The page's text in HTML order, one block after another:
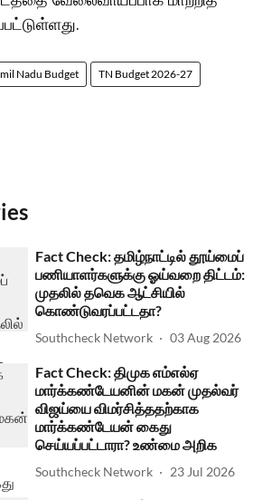
Nadu Budget TN Budget 2026-27
Fact Check: தமிழ்நாட்டில் தூய்மைப்
பணியாளர்களுக்கு ஓய்வறை திட்டம்:
முதலில் தவெக ஆட்சியில்
கொண்டுவரப்பட்டதா?
Southcheck Network 03 Aug 2026
Fact Check: திமுக எம்எல்ஏ
மார்க்கண்டேயனின் மகன் முதல்வர்
விஜய்யை விமர்சித்ததற்காக
மார்க்கண்டேயன் கைது
செய்யப்பட்டாரா? உண்மை அறிக
Southcheck Network 23 Jul 2026